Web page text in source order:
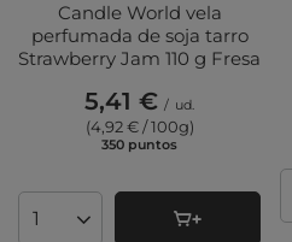
Candle World vela
perfumada de soja tarro
Strawberry Jam 110 g Fresa
5,41 € / ud.
(4,92 € / 100g)
350 puntos
Cantidad de productos